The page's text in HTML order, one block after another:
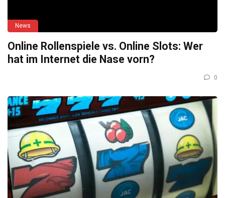
News
Online Rollenspiele vs. Online Slots: Wer
hat im Internet die Nase vorn?
0